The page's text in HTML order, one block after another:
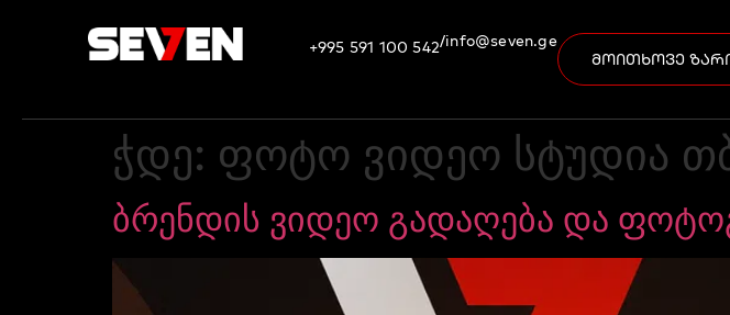
+995 591 100 542/info@seven.ge
მოითხოვე
ჭდე: ფოტო ვიდეო სტუდია
ბრენდის ვიდეო გადაღება და